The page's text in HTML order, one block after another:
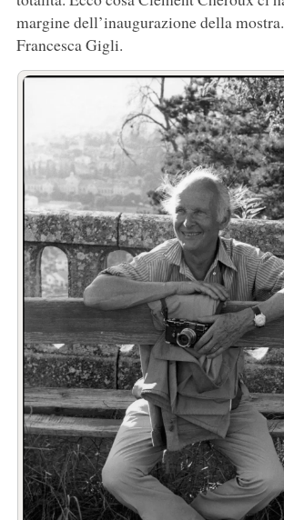
margine dell’inaugurazione della
Francesca Gigli.